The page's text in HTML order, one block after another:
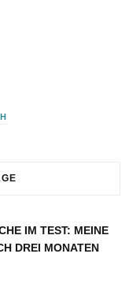
IM TEST: MEINE
DREI MONATEN